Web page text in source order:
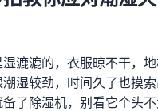
漉漉的，衣服晾不干，
湿较劲，时间久了也摸
了除湿机，别看它个头